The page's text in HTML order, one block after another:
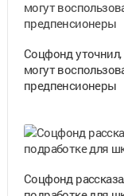
Соцфонд уточнил,
могут
предпенсионеры
Соцфонд